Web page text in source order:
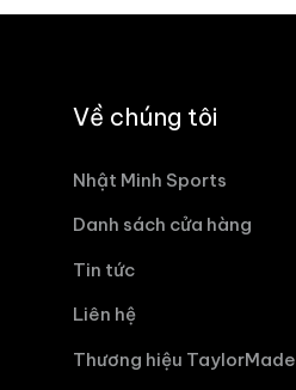
Về chúng tôi
Nhật Minh Sports
Danh sách cửa hàng
Tin tức
Liên hệ
Thương hiệu TaylorMade